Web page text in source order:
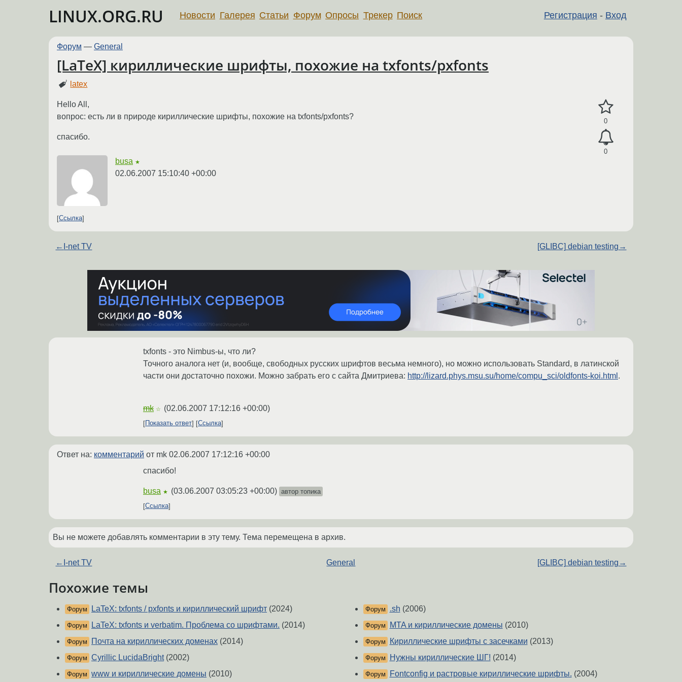
LINUX.ORG.RU Регистрация - Вход
Новости Галерея Статьи Форум Опросы Трекер Поиск
Форум — General
[LaTeX] кириллические шрифты, похожие на txfonts/pxfonts
latex
0
0
Hello All,
вопрос: есть ли в природе кириллические шрифты, похожие на txfonts/pxfonts?
спасибо.
busa ★
02.06.2007 15:10:40 +00:00
Ссылка
← I-net TV [GLIBC] debian testing →
txfonts - это Nimbus-ы, что ли?
Точного аналога нет (и, вообще, свободных русских шрифтов весьма немного), но можно использовать Standard, в латинской
части они достаточно похожи. Можно забрать его с сайта Дмитриева: http://lizard.phys.msu.su/home/compu_sci/oldfonts-koi.html .
mk ☆ (02.06.2007 17:12:16 +00:00)
Показать ответ Ссылка
Ответ на: комментарий от mk 02.06.2007 17:12:16 +00:00
спасибо!
busa ★ (03.06.2007 03:05:23 +00:00) автор топика
Ссылка
Вы не можете добавлять комментарии в эту тему. Тема перемещена в архив.
← I-net TV General [GLIBC] debian testing →
Похожие темы
Форум LaTeX: txfonts / pxfonts и кириллический шрифт (2024)
Форум LaTeX: txfonts и verbatim. Проблема со шрифтами. (2014)
Форум Почта на кириллических доменах (2014)
Форум Cyrillic LucidaBright(2002)
Форум www и кириллические домены (2010)
Форум .sh (2006)
Форум MTA и кириллические домены (2010)
Форум Кириллические шрифты с засечками (2013)
Форум Нужны кириллические ШГ! (2014)
Форум Fontconfig и растровые кириллические шрифты. (2004)